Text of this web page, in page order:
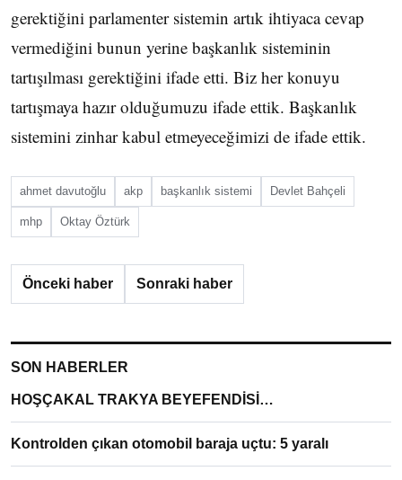
gerektiğini parlamenter sistemin artık ihtiyaca cevap
vermediğini bunun yerine başkanlık sisteminin
tartışılması gerektiğini ifade etti. Biz her konuyu
tartışmaya hazır olduğumuzu ifade ettik. Başkanlık
sistemini zinhar kabul etmeyeceğimizi de ifade ettik.
ahmet davutoğlu akp başkanlık sistemi Devlet Bahçeli
mhp Oktay Öztürk
Önceki haber Sonraki haber
SON HABERLER
HOŞÇAKAL TRAKYA BEYEFENDİSİ…
Kontrolden çıkan otomobil baraja uçtu: 5 yaralı